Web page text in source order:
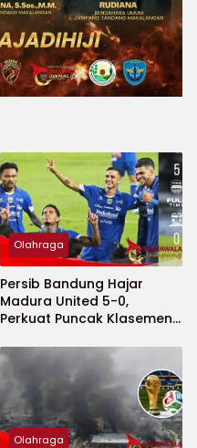
Olahraga
Persib Bandung Hajar
Madura United 5-0,
Perkuat Puncak Klasemen
Olahraga